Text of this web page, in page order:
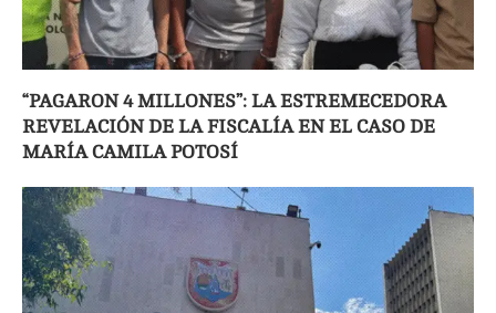
“PAGARON 4 MILLONES”: LA ESTREMECEDORA
REVELACIÓN DE LA FISCALÍA EN EL CASO DE
MARÍA CAMILA POTOSÍ